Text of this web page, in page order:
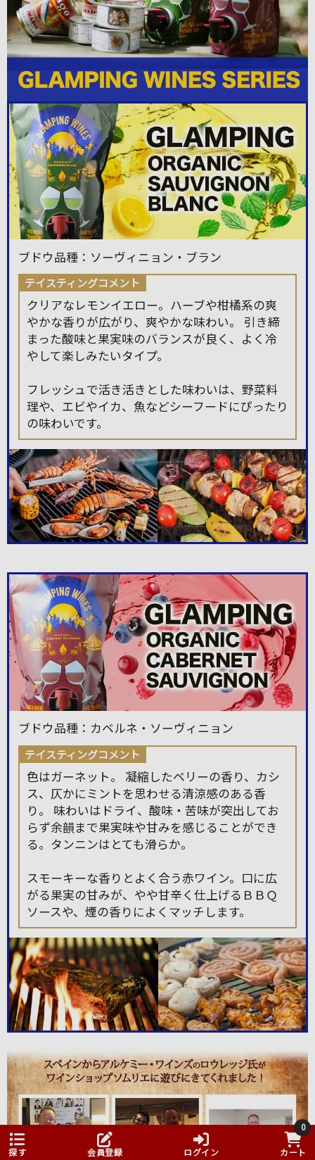
ブドウ品種：ソーヴィニョン・ブラン
テイスティングコメント
クリアなレモンイエロー。ハーブや柑橘系の爽
やかな香りが広がり、爽やかな味わい。 引き締
まった酸味と果実味のバランスが良く、よく冷
やして楽しみたいタイプ。
フレッシュで活き活きとした味わいは、野菜料
理や、エビやイカ、魚などシーフードにぴったり
の味わいです。
ブドウ品種：カベルネ・ソーヴィニョン
テイスティングコメント
色はガーネット。 凝縮したベリーの香り、カシ
ス、仄かにミントを思わせる清涼感のある香
り。 味わいはドライ、酸味・苦味が突出してお
らず余韻まで果実味や甘みを感じることができ
る。タンニンはとても滑らか。
スモーキーな香りとよく合う赤ワイン。口に広
がる果実の甘みが、やや甘辛く仕上げるＢＢＱ
ソースや、煙の香りによくマッチします。
探す 会員登録 ログイン
0
カート